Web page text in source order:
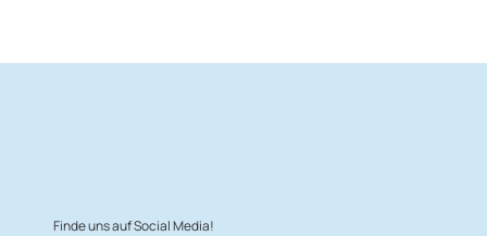
Finde uns auf Social Media!